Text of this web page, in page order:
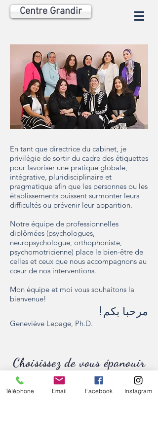
Centre Grandir
En tant que directrice du cabinet, je
privilégie de sortir du cadre des étiquettes
pour favoriser une pratique globale,
intégrative, pluridisciplinaire et
pragmatique afin que les personnes ou les
établissements puissent surmonter leurs
difficultés ou prévenir leur apparition.
Notre équipe de professionnelles
diplômées (psychologues,
neuropsychologue, orthophoniste,
psychomotricienne) place le bien-être de
celles et ceux que nous accompagnons au
cœur de nos interventions.
Mon équipe et moi vous souhaitons la
bienvenue!
مرحبا بكم !
Geneviève Lepage, Ph.D.
Choisissez de vous épanouir
dès maintenant!
Prenez rendez-vous
Téléphone Email Facebook Instagram